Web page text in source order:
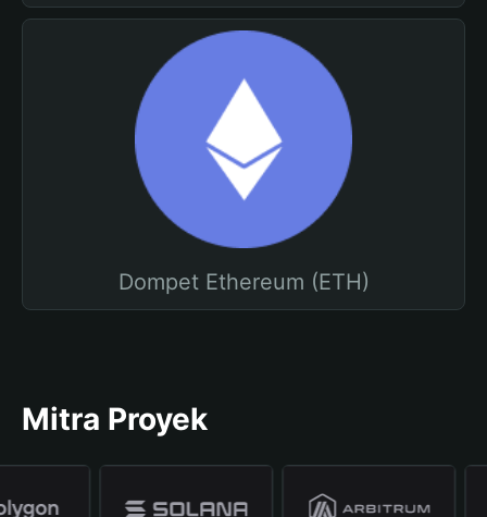
Dompet Ethereum (ETH)
Mitra Proyek